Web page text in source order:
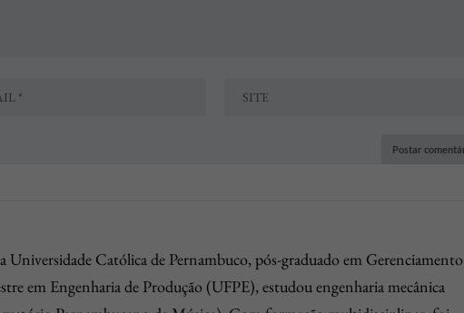
Universidade Católica de Pernambuco, pós-graduado em Gerenciamento
em Engenharia de Produção (UFPE), estudou engenharia mecânica